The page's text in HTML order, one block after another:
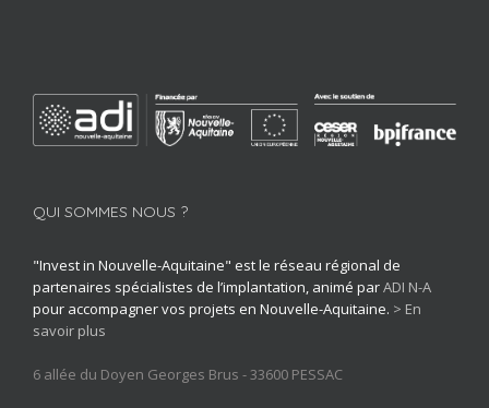
QUI SOMMES NOUS ?
"Invest in Nouvelle-Aquitaine" est le réseau régional de
partenaires spécialistes de l’implantation, animé parADI N-A
pour accompagner vos projets en Nouvelle-Aquitaine. > En
savoir plus
6 allée du Doyen Georges Brus - 33600 PESSAC